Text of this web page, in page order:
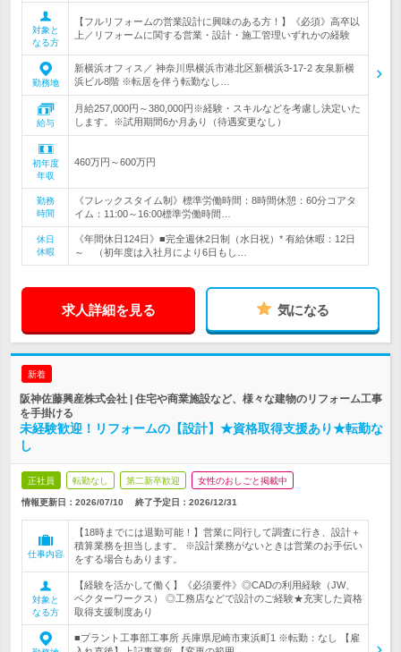
対象と
なる方
【フルリフォームの営業設計に興味のある方！】《必須》高卒以
上／リフォームに関する営業・設計・施工管理いずれかの経験
勤務地
新横浜オフィス／ 神奈川県横浜市港北区新横浜3-17-2 友泉新横
浜ビル8階 ※転居を伴う転勤なし…
給与
月給257,000円～380,000円※経験・スキルなどを考慮し決定いた
します。※試用期間6か月あり（待遇変更なし）
初年度
年収
460万円～600万円
勤務
時間
《フレックスタイム制》標準労働時間：8時間休憩：60分コアタ
イム：11:00～16:00標準労働時間…
休日
休暇
《年間休日124日》■完全週休2日制（水日祝）* 有給休暇：12日
～ （初年度は入社月により6日もし…
求人詳細を見る 気になる
新着
阪神佐藤興産株式会社 | 住宅や商業施設など、様々な建物のリフォーム工事
を手掛ける
未経験歓迎！リフォームの【設計】★資格取得支援あり★転勤な
し
正社員 転勤なし 第二新卒歓迎 女性のおしごと掲載中
情報更新日：2026/07/10 終了予定日： 2026/12/31
仕事内容
【18時までには退勤可能！】営業に同行して調査に行き、設計＋
積算業務を担当します。 ※設計業務がないときは営業のお手伝い
をする場合もあります。
対象と
なる方
【経験を活かして働く】《必須要件》◎CADの利用経験（JW、
ベクターワークス） ◎工務店などで設計のご経験★充実した資格
取得支援制度あり
■プラント工事部工事所 兵庫県尼崎市東浜町1 ※転勤：なし 【雇